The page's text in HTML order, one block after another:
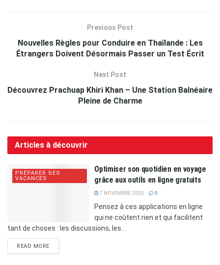
Previous Post
Nouvelles Règles pour Conduire en Thaïlande : Les
Étrangers Doivent Désormais Passer un Test Écrit
Next Post
Découvrez Prachuap Khiri Khan – Une Station Balnéaire
Pleine de Charme
Articles à découvrir
PRÉPARER SES
VACANCES
Optimiser son quotidien en voyage
grâce aux outils en ligne gratuits
7 NOVEMBRE 2025 0
Pensez à ces applications en ligne
qui ne coûtent rien et qui facilitent
tant de choses : les discussions, les...
READ MORE